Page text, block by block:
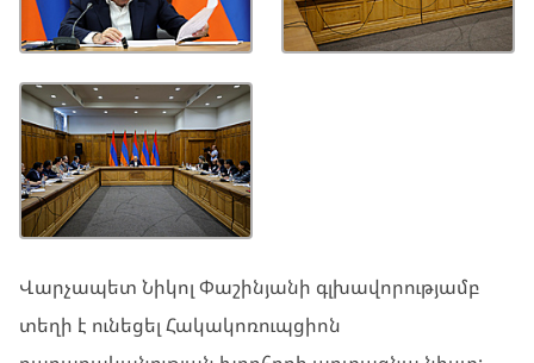
Վարչապետ Նիկոլ Փաշինյանի գլխավորությամբ
տեղի է ունեցել Հակակոռուպցիոն